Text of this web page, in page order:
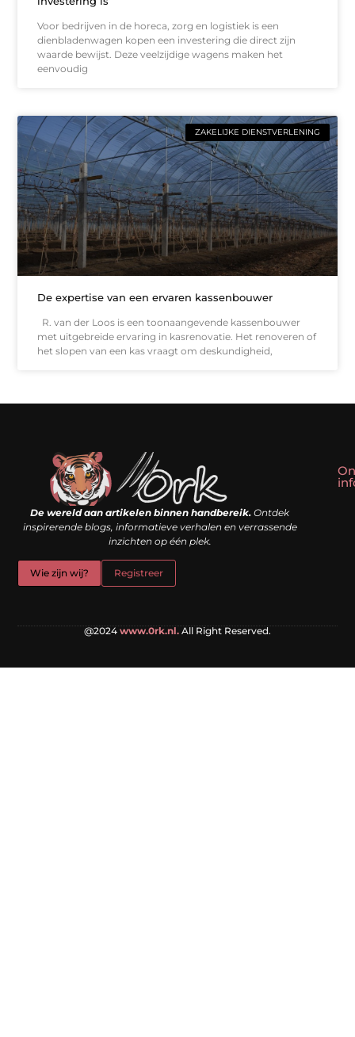
Voor bedrijven in de horeca, zorg en logistiek is een
dienbladenwagen kopen een investering die direct zijn
waarde bewijst. Deze veelzijdige wagens maken het
eenvoudig
ZAKELIJKE DIENSTVERLENING
De expertise van een ervaren kassenbouwer
R. van der Loos is een toonaangevende kassenbouwer
met uitgebreide ervaring in kasrenovatie. Het renoveren of
het slopen van een kas vraagt om deskundigheid,
De wereld aan artikelen binnen handbereik. Ontdek
inspirerende blogs, informatieve verhalen en verrassende
inzichten op één plek.
Wie zijn wij? Registreer
@2024 www.0rk.nl. All Right Reserved.